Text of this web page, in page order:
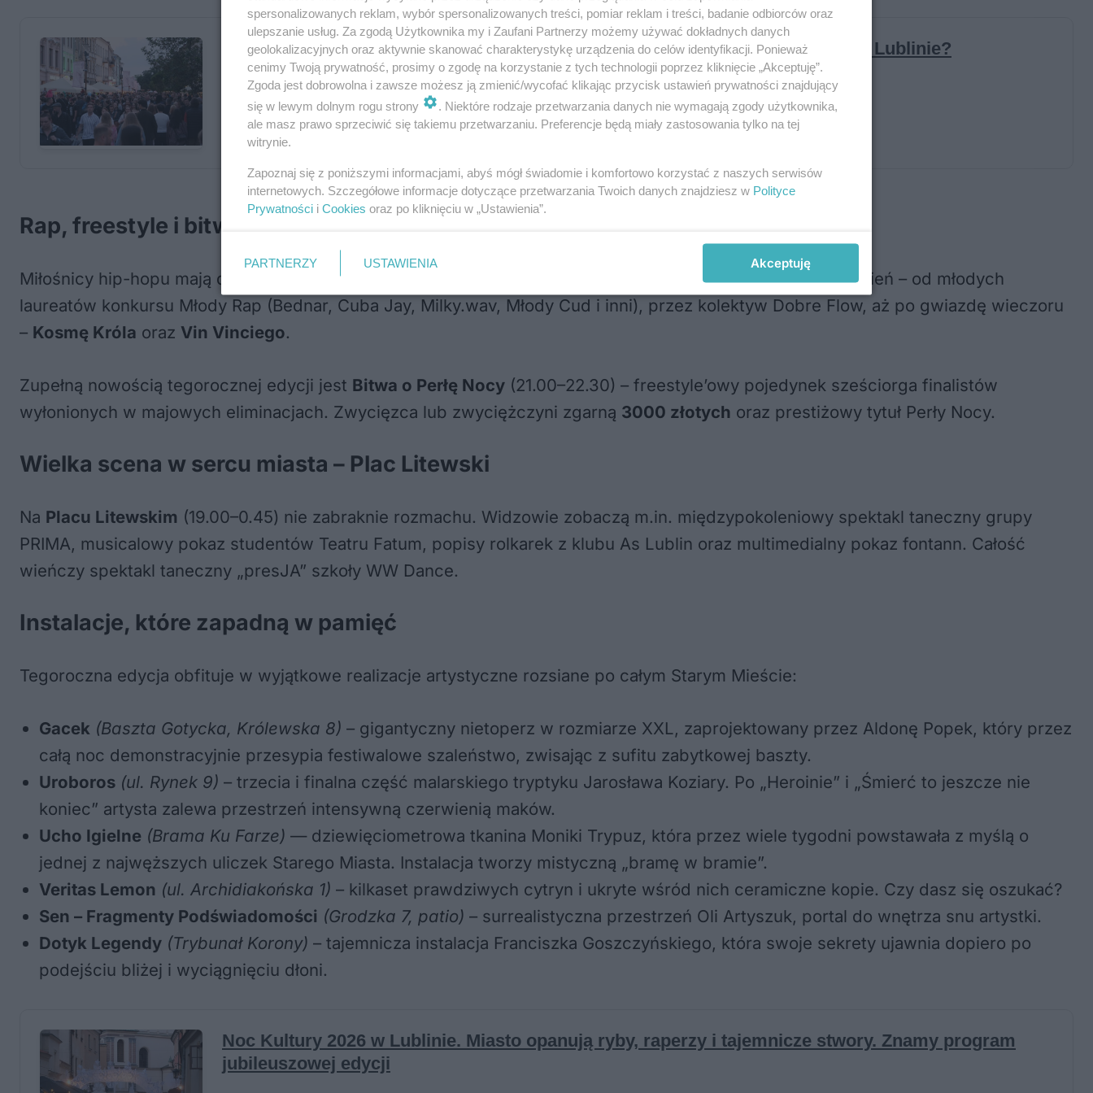
Rap, freestyle i bitwa o 3000 zł – Browar Perła
Miłośnicy hip-hopu mają dziś jeden cel: Browar Perła
. Scena Rapu (19.00–2.00) to prawdziwy maraton brzmień – od młodych
laureatów konkursu Młody Rap (Bednar, Cuba Jay, Milky.wav, Młody Cud i inni), przez kolektyw Dobre Flow, aż po gwiazdę wieczoru
– Kosmę Króla oraz Vin Vinciego.
Zupełną nowością tegorocznej edycji jest Bitwa o Perłę Nocy (21.00–22.30) – freestyle’owy pojedynek sześciorga finalistów
wyłonionych w majowych eliminacjach. Zwycięzca lub zwyciężczyni zgarną 3000 złotych oraz prestiżowy tytuł Perły Nocy.
Wielka scena w sercu miasta – Plac Litewski
Na Placu Litewskim (19.00–0.45) nie zabraknie rozmachu. Widzowie zobaczą m.in. międzypokoleniowy spektakl taneczny grupy
PRIMA, musicalowy pokaz studentów Teatru Fatum, popisy rolkarek z klubu As Lublin oraz multimedialny pokaz fontann. Całość
wieńczy spektakl taneczny „presJA” szkoły WW Dance.
Instalacje, które zapadną w pamięć
Tegoroczna edycja obfituje w wyjątkowe realizacje artystyczne rozsiane po całym Starym Mieście:
Gacek (Baszta Gotycka, Królewska 8) – gigantyczny nietoperz w rozmiarze XXL, zaprojektowany przez Aldonę Popek, który przez
całą noc demonstracyjnie przesypia festiwalowe szaleństwo, zwisając z sufitu zabytkowej baszty.
Uroboros (ul. Rynek 9) – trzecia i finalna część malarskiego tryptyku Jarosława Koziary. Po „Heroinie” i „Śmierć to jeszcze nie
koniec” artysta zalewa przestrzeń intensywną czerwienią maków.
Ucho Igielne (Brama Ku Farze) — dziewięciometrowa tkanina Moniki Trypuz, która przez wiele tygodni powstawała z myślą o
jednej z najwęższych uliczek Starego Miasta. Instalacja tworzy mistyczną „bramę w bramie”.
Veritas Lemon (ul. Archidiakońska 1) – kilkaset prawdziwych cytryn i ukryte wśród nich ceramiczne kopie. Czy dasz się oszukać?
Sen – Fragmenty Podświadomości (Grodzka 7, patio) – surrealistyczna przestrzeń Oli Artyszuk, portal do wnętrza snu artystki.
Dotyk Legendy (Trybunał Korony) – tajemnicza instalacja Franciszka Goszczyńskiego, która swoje sekrety ujawnia dopiero po
podejściu bliżej i wyciągnięciu dłoni.
spersonalizowanych reklam, wybór spersonalizowanych treści, pomiar reklam i treści, badanie odbiorców oraz
ulepszanie usług. Za zgodą Użytkownika my i Zaufani Partnerzy możemy używać dokładnych danych
geolokalizacyjnych oraz aktywnie skanować charakterystykę urządzenia do celów identyfikacji. Ponieważ
cenimy Twoją prywatność, prosimy o zgodę na korzystanie z tych technologii poprzez kliknięcie „Akceptuję”.
Zgoda jest dobrowolna i zawsze możesz ją zmienić/wycofać klikając przycisk ustawień prywatności znajdujący
się w lewym dolnym rogu strony
. Niektóre rodzaje przetwarzania danych nie wymagają zgody użytkownika,
ale masz prawo sprzeciwić się takiemu przetwarzaniu. Preferencje będą miały zastosowania tylko na tej
witrynie.
Zapoznaj się z poniższymi informacjami, abyś mógł świadomie i komfortowo korzystać z naszych serwisów
internetowych. Szczegółowe informacje dotyczące przetwarzania Twoich danych znajdziesz w Polityce
Prywatności i Cookies oraz po kliknięciu w „Ustawienia”.
PARTNERZY USTAWIENIA Akceptuję